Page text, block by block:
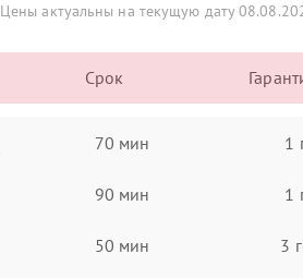
Цены актуальны на текущую дату
Срок
70 мин 1
90 мин 1
50 мин 3